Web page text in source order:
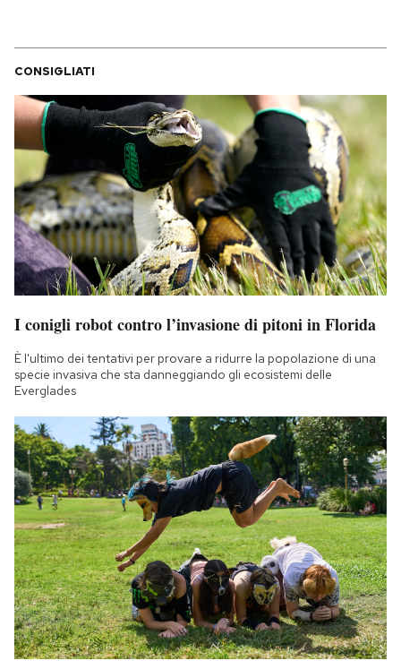
CONSIGLIATI
I conigli robot contro l’invasione di pitoni in Florida
È l'ultimo dei tentativi per provare a ridurre la popolazione di una
specie invasiva che sta danneggiando gli ecosistemi delle
Everglades